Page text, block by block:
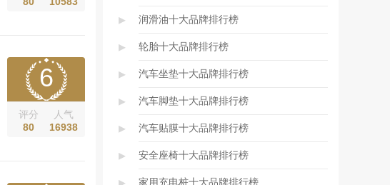
6
评分
80
人气
16938
▸ 润滑油十大品牌排行榜
▸ 轮胎十大品牌排行榜
▸ 汽车坐垫十大品牌排行榜
▸ 汽车脚垫十大品牌排行榜
▸ 汽车贴膜十大品牌排行榜
▸ 安全座椅十大品牌排行榜
家用充电桩十大品牌排行榜